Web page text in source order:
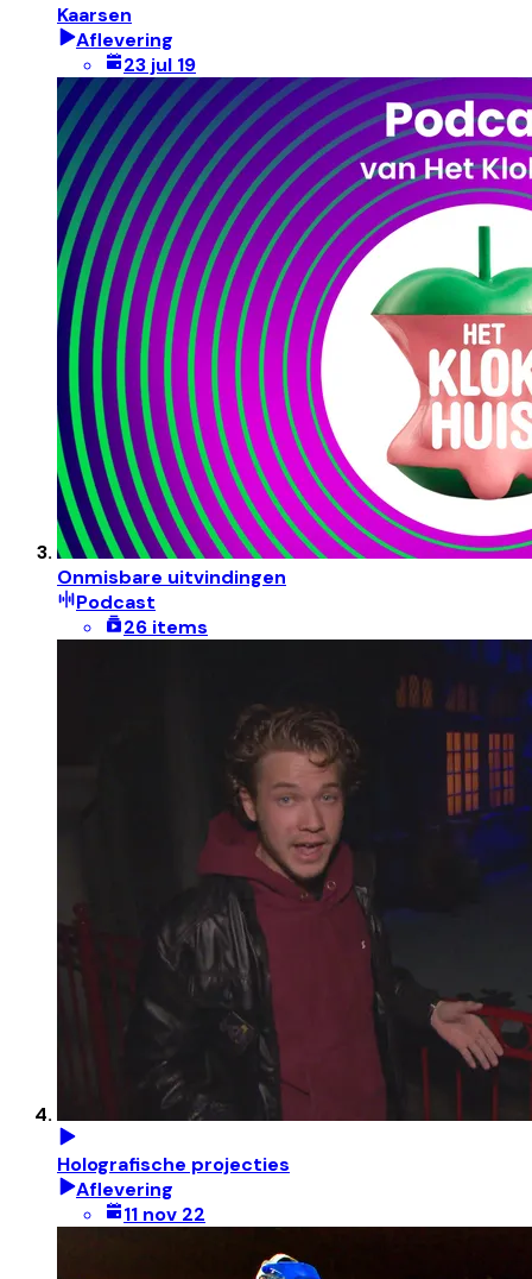
Kaarsen
Aflevering
23 jul 19
Onmisbare uitvindingen
Podcast
26 items
Holografische projecties
Aflevering
11 nov 22